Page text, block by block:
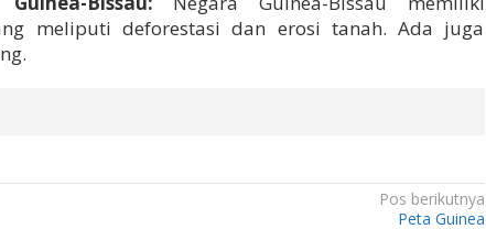
meliputi deforestasi dan erosi tanah. Ada juga
Pos berikutnya
Peta Guinea